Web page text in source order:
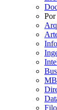
Por